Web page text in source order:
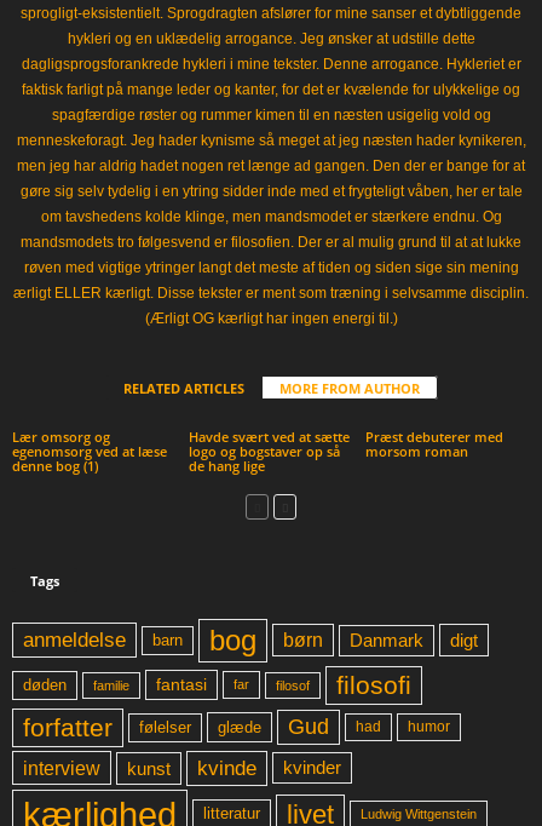
sprogligt-eksistentielt. Sprogdragten afslører for mine sanser et dybtliggende
hykleri og en uklædelig arrogance. Jeg ønsker at udstille dette
dagligsprogsforankrede hykleri i mine tekster. Denne arrogance. Hykleriet er
faktisk farligt på mange leder og kanter, for det er kvælende for ulykkelige og
spagfærdige røster og rummer kimen til en næsten usigelig vold og
menneskeforagt. Jeg hader kynisme så meget at jeg næsten hader kynikeren,
men jeg har aldrig hadet nogen ret længe ad gangen. Den der er bange for at
gøre sig selv tydelig i en ytring sidder inde med et frygteligt våben, her er tale
om tavshedens kolde klinge, men mandsmodet er stærkere endnu. Og
mandsmodets tro følgesvend er filosofien. Der er al mulig grund til at at lukke
røven med vigtige ytringer langt det meste af tiden og siden sige sin mening
ærligt ELLER kærligt. Disse tekster er ment som træning i selvsamme disciplin.
(Ærligt OG kærligt har ingen energi til.)
RELATED ARTICLES MORE FROM AUTHOR
Lær omsorg og
egenomsorg ved at læse
denne bog (1)
Havde svært ved at sætte
logo og bogstaver op så
de hang lige
Præst debuterer med
morsom roman
Tags
anmeldelse barn bog børn Danmark digt
døden familie fantasi far filosof
filosofi
forfatter
følelser glæde Gud had humor
interview kunst kvinde kvinder
kærlighed litteratur livet Ludwig Wittgenstein